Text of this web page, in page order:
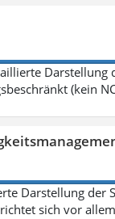
(kein
Darstellung der
sich vor